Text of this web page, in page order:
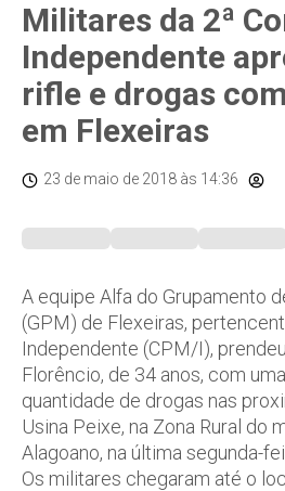
Militares da 2ª
Independente
rifle e drogas
em Flexeiras
23 de maio de 2018 às 14:36
A equipe Alfa do Grupamento
(GPM) de Flexeiras,
Independente (CPM/I),
Florêncio, de 34 anos, com
quantidade de drogas nas
Usina Peixe, na Zona Rural do
Alagoano, na última segunda-
Os militares chegaram até o